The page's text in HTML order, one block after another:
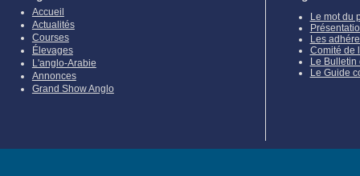
Accueil
Actualités
Courses
Élevages
L'anglo-Arabie
Annonces
Grand Show Anglo
Le mot du
Les
Comité de
Le Bulletin
Le Guide